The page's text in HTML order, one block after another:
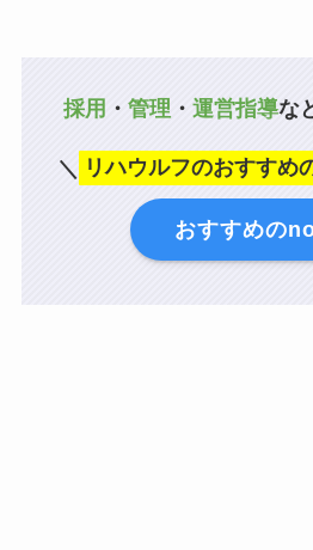
採用 ・ 管理 ・ 運営指導な
＼ リハウルフのおすすめ
おすすめの